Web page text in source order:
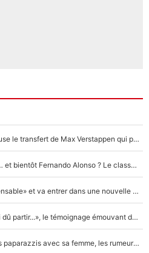
F1 - Une légende de McLaren refuse le transfert de Max Verstappen qui pourrait «faire des vagues» et plomber l'ambiance dans l'équipe
Max Verstappen, Lewis Hamilton… et bientôt Fernando Alonso ? Le classement des pilotes les mieux payés en Formule 1 risque de changer !
F1 - Alpine signe un accord «impensable» et va entrer dans une nouvelle dimension : Grande nouvelle pour Pierre Gasly !
F1 : « Je lui ai fait un câlin, puis j’ai dû partir...», le témoignage émouvant de Max Verstappen sur sa fille
F1 : Charles Leclerc surpris par les paparazzis avec sa femme, les rumeurs étaient vraies !